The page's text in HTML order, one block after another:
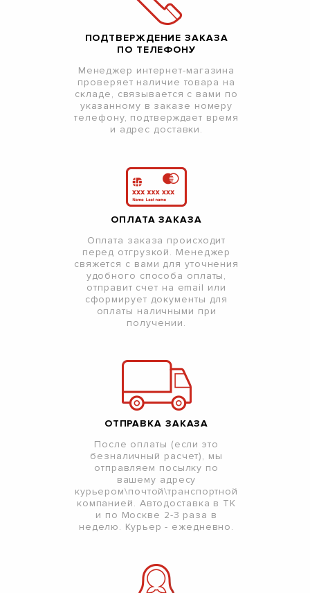
ПОДТВЕРЖДЕНИЕ ЗАКАЗА
ПО ТЕЛЕФОНУ
Менеджер интернет-магазина
проверяет наличие товара на
складе, связывается с вами по
указанному в заказе номеру
телефону, подтверждает время
и адрес доставки.
ОПЛАТА ЗАКАЗА
Оплата заказа происходит
перед отгрузкой. Менеджер
свяжется с вами для уточнения
удобного способа оплаты,
отправит счет на email или
сформирует документы для
оплаты наличными при
получении.
ОТПРАВКА ЗАКАЗА
После оплаты (если это
безналичный расчет), мы
отправляем посылку по
вашему адресу
курьером\почтой\транспортной
компанией. Автодоставка в ТК
и по Москве 2-3 раза в
неделю. Курьер - ежедневно.